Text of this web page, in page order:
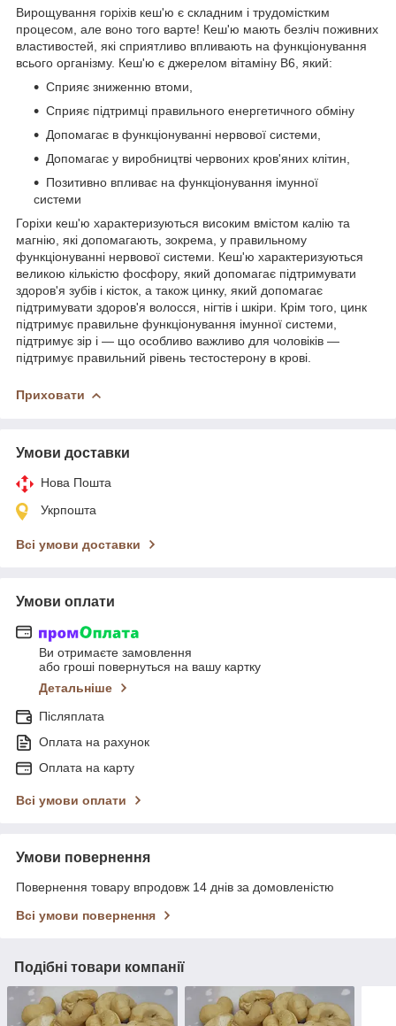
Вирощування горіхів кеш'ю є складним і трудомістким
процесом, але воно того варте! Кеш'ю мають безліч поживних
властивостей, які сприятливо впливають на функціонування
всього організму. Кеш'ю є джерелом вітаміну В6, який:
Сприяє зниженню втоми,
Сприяє підтримці правильного енергетичного обміну
Допомагає в функціонуванні нервової системи,
Допомагає у виробництві червоних кров'яних клітин,
Позитивно впливає на функціонування імунної
системи
Горіхи кеш'ю характеризуються високим вмістом калію та
магнію, які допомагають, зокрема, у правильному
функціонуванні нервової системи. Кеш'ю характеризуються
великою кількістю фосфору, який допомагає підтримувати
здоров'я зубів і кісток, а також цинку, який допомагає
підтримувати здоров'я волосся, нігтів і шкіри. Крім того, цинк
підтримує правильне функціонування імунної системи,
підтримує зір і — що особливо важливо для чоловіків —
підтримує правильний рівень тестостерону в крові.
Приховати
Умови доставки
Нова Пошта
Укрпошта
Всі умови доставки
Умови оплати
Ви отримаєте замовлення
або гроші повернуться на вашу картку
Детальніше
Післяплата
Оплата на рахунок
Оплата на карту
Всі умови оплати
Умови повернення
Повернення товару впродовж 14 днів за домовленістю
Всі умови повернення
Подібні товари компанії